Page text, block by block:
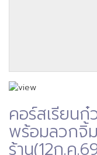
คอร์สเรียนก๋
พร้อมลวกจิ้
ร้าน(12ก.ค